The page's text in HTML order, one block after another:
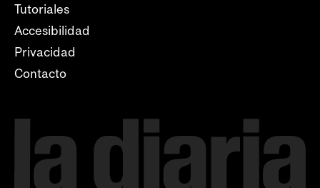
Tutoriales
Accesibilidad
Privacidad
Contacto